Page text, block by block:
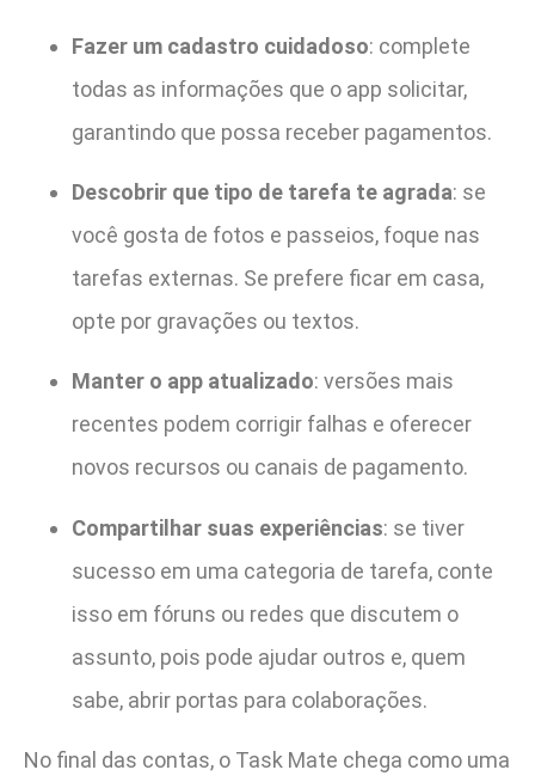
Fazer um cadastro cuidadoso: complete
todas as informações que o app solicitar,
garantindo que possa receber pagamentos.
Descobrir que tipo de tarefa te agrada: se
você gosta de fotos e passeios, foque nas
tarefas externas. Se prefere ficar em casa,
opte por gravações ou textos.
Manter o app atualizado: versões mais
recentes podem corrigir falhas e oferecer
novos recursos ou canais de pagamento.
Compartilhar suas experiências: se tiver
sucesso em uma categoria de tarefa, conte
isso em fóruns ou redes que discutem o
assunto, pois pode ajudar outros e, quem
sabe, abrir portas para colaborações.
No final das contas, o Task Mate chega como uma